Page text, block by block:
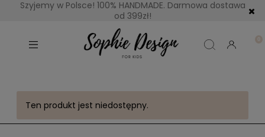
Szyjemy w Polsce! 100% HANDMADE. Darmowa dostawa
od 399zł!
Ten produkt jest niedostępny.